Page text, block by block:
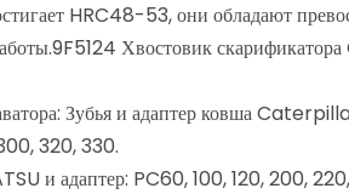
HRC48-53, они обладают
Хвостовик
Зубья и адаптер ковша
320, 330.
и адаптер: PC60, 100, 120, 200,